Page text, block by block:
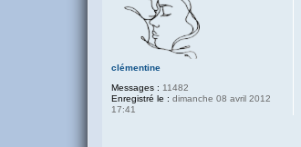
clémentine
Messages : 11482
Enregistré le : dimanche 08 avril 2012
17:41